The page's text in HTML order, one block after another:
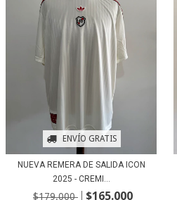
ENVÍO GRATIS
NUEVA REMERA DE SALIDA ICON
2025 - CREMI...
$179.000 $165.000